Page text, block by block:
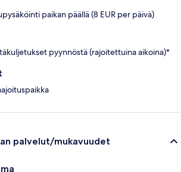
paikan päällä (8 EUR per päivä)
pyynnöstä (rajoitettuina aikoina)*
palvelut/mukavuudet